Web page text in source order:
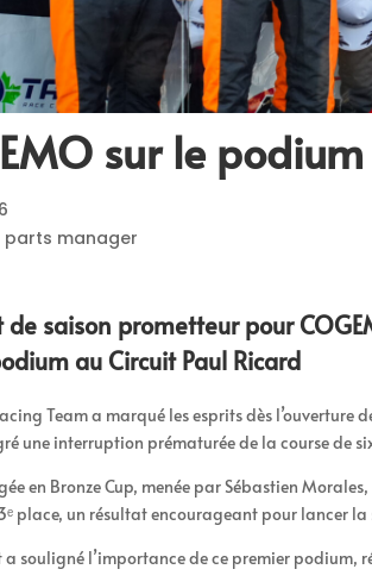
sur le podium
parts manager
de saison prometteur pour
au Circuit Paul Ricard
Team a marqué les esprits dès
une interruption prématurée de la course de
en Bronze Cup, menée par Sébastien
place, un résultat encourageant pour lancer la
a souligné l’importance de ce premier podium,